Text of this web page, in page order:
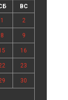
ВС
1 2
8 9
16
23
30